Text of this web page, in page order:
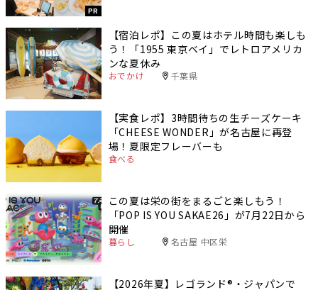
PR
【宿泊レポ】この夏はホテル時間も楽しも
う！「1955 東京ベイ」でレトロアメリカ
ンな夏休み
おでかけ 千葉県
【実食レポ】3時間待ちの生チーズケーキ
「CHEESE WONDER」が名古屋に再登
場！夏限定フレーバーも
食べる
この夏は栄の街をまるごと楽しもう！
「POP IS YOU SAKAE26」が7月22日から
開催
暮らし 名古屋 中区栄
【2026年夏】レゴランド®・ジャパンで